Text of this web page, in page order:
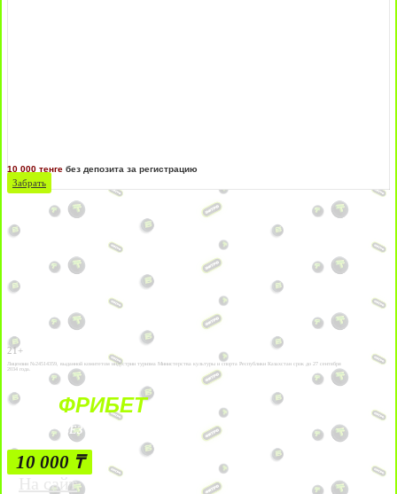
10 000 тенге без депозита за регистрацию
Забрать
21+
Лицензии №24514359, выданной комитетом индустрии туризма Министерства культуры и спорта Республики Казахстан срок до 27 сентября
2034 года.
ФРИБЕТ
БЕЗ УСЛОВИЙ
10 000 ₸
На сайт